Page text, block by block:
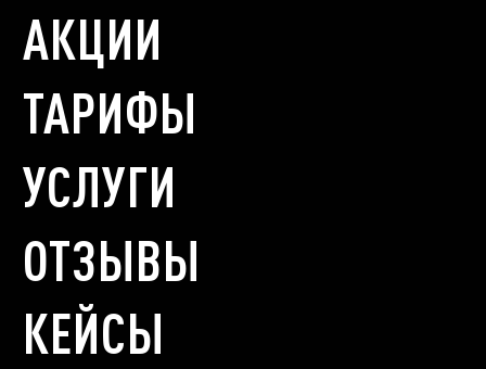
АКЦИИ
ТАРИФЫ
УСЛУГИ
ОТЗЫВЫ
КЕЙСЫ